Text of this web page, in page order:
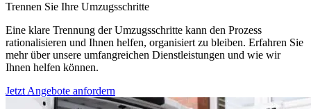
Trennen Sie Ihre Umzugsschritte
Eine klare Trennung der Umzugsschritte kann den Prozess
rationalisieren und Ihnen helfen, organisiert zu bleiben. Erfahren Sie
mehr über unsere umfangreichen Dienstleistungen und wie wir
Ihnen helfen können.
Jetzt Angebote anfordern